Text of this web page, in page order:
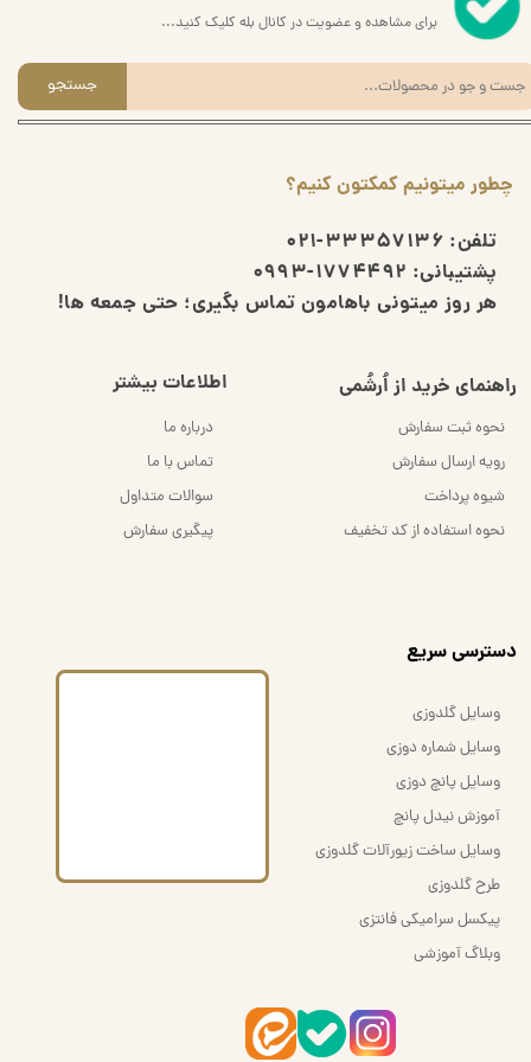
چطور میتونیم کمکتون کنیم؟
تلفن: 33357136-021
پشتیبانی: 1774492-0993
هر روز میتونی باهامون تماس بگیری؛ حتی جمعه ها!
راهنمای خرید از اُرشُمی
نحوه ثبت سفارش
رویه ارسال سفارش
شیوه پرداخت
نحوه استفاده از کد تخفیف
اطلاعات بیشتر
درباره ما
تماس با ما
سوالات متداول
پیگیری سفارش
برای مشاهده و عضویت در کانال بله کلیک کنید...
جستجو
​دسترسی سریع
وسایل گلدوزی
وسایل شماره دوزی
وسایل پانچ دوزی
آموزش نیدل پانچ
وسایل ساخت زیورآلات گلدوزی
طرح گلدوزی
پیکسل سرامیکی فانتزی
وبلاگ آموزشی